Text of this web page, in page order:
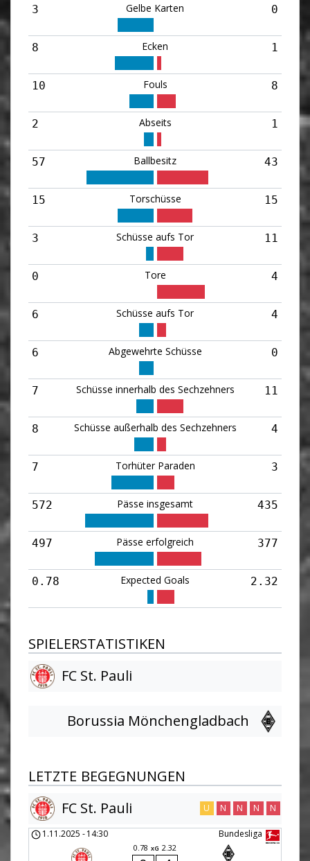
3 Gelbe Karten 0
8 Ecken 1
10 Fouls 8
2 Abseits 1
57 Ballbesitz 43
15 Torschüsse 15
3 Schüsse aufs Tor 11
0 Tore 4
6 Schüsse aufs Tor 4
6 Abgewehrte Schüsse 0
7 Schüsse innerhalb des Sechzehners 11
8 Schüsse außerhalb des Sechzehners 4
7 Torhüter Paraden 3
572 Pässe insgesamt 435
497 Pässe erfolgreich 377
0.78 Expected Goals 2.32
SPIELERSTATISTIKEN
FC St. Pauli
Borussia Mönchengladbach
LETZTE BEGEGNUNGEN
FC St. Pauli
U N N N N
Bundesliga
1.11.2025 -14:30
0.78 xG 2.32